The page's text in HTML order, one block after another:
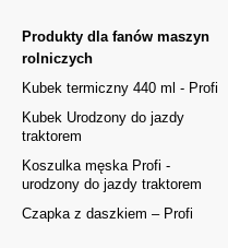
Produkty dla fanów maszyn
rolniczych
Kubek termiczny 440 ml - Profi
Kubek Urodzony do jazdy
traktorem
Koszulka męska Profi -
urodzony do jazdy traktorem
Czapka z daszkiem – Profi